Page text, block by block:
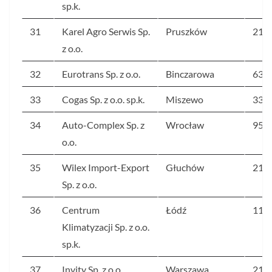
sp.k.
31
Karel Agro Serwis Sp.
z o.o.
Pruszków 216
32 Eurotrans Sp. z o.o. Binczarowa 632
33 Cogas Sp. z o.o. sp.k. Miszewo 333
34
Auto-Complex Sp. z
o.o.
Wrocław 95
35
Wilex Import-Export
Sp. z o.o.
Głuchów 21
36
Centrum
Klimatyzacji Sp. z o.o.
sp.k.
Łódź 119
37 Invity Sp. z o.o. Warszawa 216